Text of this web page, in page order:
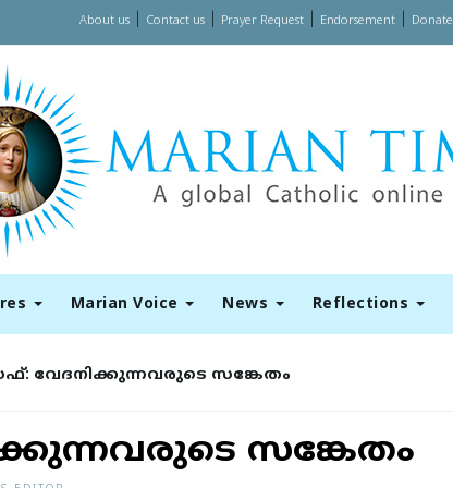
About us| Contact us| Prayer Request| Endorsement| Donate
Marian Voice News Reflections
വേദനിക്കുന്നവരുടെ സങ്കേതം
സങ്കേതം